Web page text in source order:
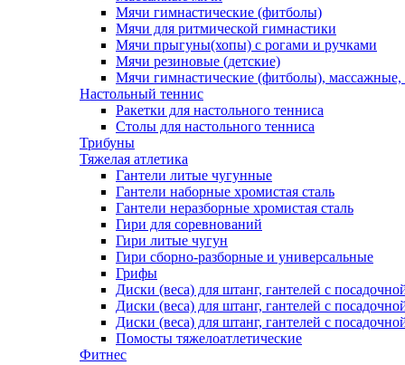
Мячи гимнастические (фитболы)
Мячи для ритмической гимнастики
Мячи прыгуны(хопы) с рогами и ручками
Мячи резиновые (детские)
Мячи гимнастические (фитболы),
Настольный теннис
Ракетки для настольного тенниса
Столы для настольного тенниса
Трибуны
Тяжелая атлетика
Гантели литые чугунные
Гантели наборные хромистая сталь
Гантели неразборные хромистая сталь
Гири для соревнований
Гири литые чугун
Гири сборно-разборные и универсальные
Грифы
Диски (веса) для штанг, гантелей с
Диски (веса) для штанг, гантелей с
Диски (веса) для штанг, гантелей с
Помосты тяжелоатлетические
Фитнес